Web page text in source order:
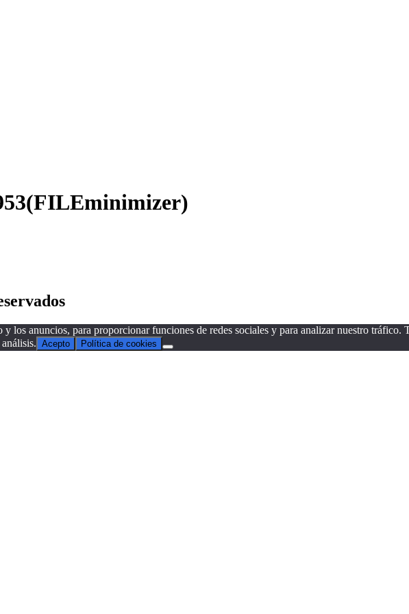
los anuncios, para proporcionar funciones de redes sociales y para analizar nuestro
Acepto Política de cookies